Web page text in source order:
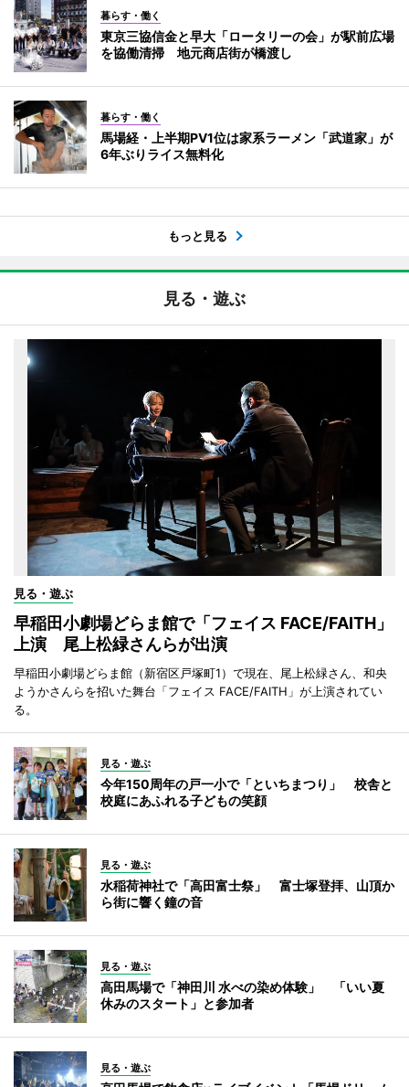
暮らす・働く
東京三協信金と早大「ロータリーの会」が駅前広場
を協働清掃 地元商店街が橋渡し
暮らす・働く
馬場経・上半期PV1位は家系ラーメン「武道家」が
6年ぶりライス無料化
もっと見る
見る・遊ぶ
見る・遊ぶ
早稲田小劇場どらま館で「フェイス FACE/FAITH」
上演 尾上松緑さんらが出演
早稲田小劇場どらま館（新宿区戸塚町1）で現在、尾上松緑さん、和央
ようかさんらを招いた舞台「フェイス FACE/FAITH」が上演されてい
る。
見る・遊ぶ
今年150周年の戸一小で「といちまつり」 校舎と
校庭にあふれる子どもの笑顔
見る・遊ぶ
水稲荷神社で「高田富士祭」 富士塚登拝、山頂か
ら街に響く鐘の音
見る・遊ぶ
高田馬場で「神田川 水べの染め体験」 「いい夏
休みのスタート」と参加者
見る・遊ぶ